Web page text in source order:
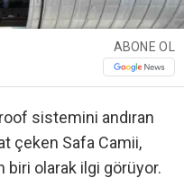
ABONE OL
sistemini andıran
çeken Safa Camii,
biri olarak ilgi görüyor.